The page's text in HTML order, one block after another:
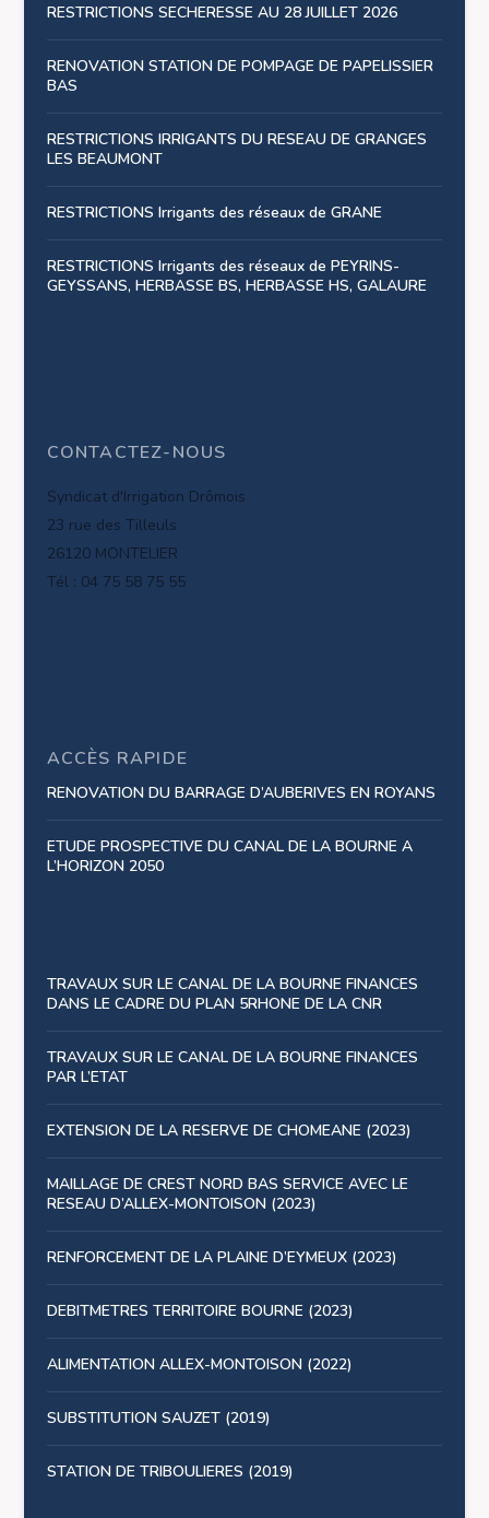
RESTRICTIONS SECHERESSE AU 28 JUILLET 2026
RENOVATION STATION DE POMPAGE DE PAPELISSIER
BAS
RESTRICTIONS IRRIGANTS DU RESEAU DE GRANGES
LES BEAUMONT
RESTRICTIONS Irrigants des réseaux de GRANE
RESTRICTIONS Irrigants des réseaux de PEYRINS-
GEYSSANS, HERBASSE BS, HERBASSE HS, GALAURE
CONTACTEZ-NOUS
Syndicat d'Irrigation Drômois
23 rue des Tilleuls
26120 MONTELIER
Tél : 04 75 58 75 55
ACCÈS RAPIDE
RENOVATION DU BARRAGE D’AUBERIVES EN ROYANS
ETUDE PROSPECTIVE DU CANAL DE LA BOURNE A
L’HORIZON 2050
TRAVAUX SUR LE CANAL DE LA BOURNE FINANCES
DANS LE CADRE DU PLAN 5RHONE DE LA CNR
TRAVAUX SUR LE CANAL DE LA BOURNE FINANCES
PAR L’ETAT
EXTENSION DE LA RESERVE DE CHOMEANE (2023)
MAILLAGE DE CREST NORD BAS SERVICE AVEC LE
RESEAU D’ALLEX-MONTOISON (2023)
RENFORCEMENT DE LA PLAINE D’EYMEUX (2023)
DEBITMETRES TERRITOIRE BOURNE (2023)
ALIMENTATION ALLEX-MONTOISON (2022)
SUBSTITUTION SAUZET (2019)
STATION DE TRIBOULIERES (2019)